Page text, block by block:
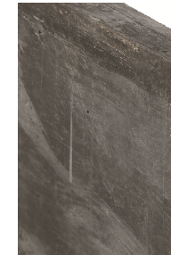
Ga
naar
het
einde
van
de
afbeeldingen-
gallerij